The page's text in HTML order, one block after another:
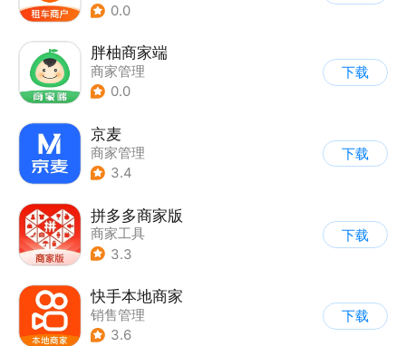
0.0
胖柚商家端
商家管理
0.0
下载
京麦
商家管理
3.4
下载
拼多多商家版
商家工具
3.3
下载
快手本地商家
销售管理
3.6
下载